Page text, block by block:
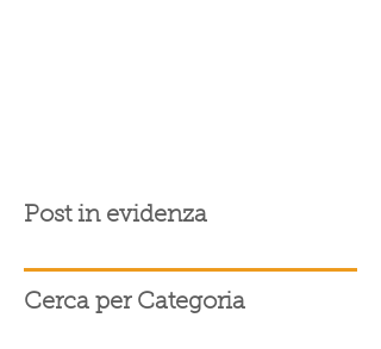
Post in evidenza
Cerca per Categoria